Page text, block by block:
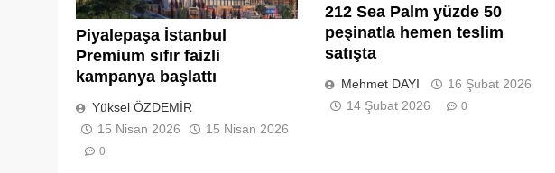
Piyalepaşa İstanbul
Premium sıfır faizli
kampanya başlattı
Yüksel ÖZDEMİR
15 Nisan 2026
15 Nisan 2026
0
212 Sea Palm yüzde 50
peşinatla hemen teslim
satışta
Mehmet DAYI
16 Şubat 2026
14 Şubat 2026
0